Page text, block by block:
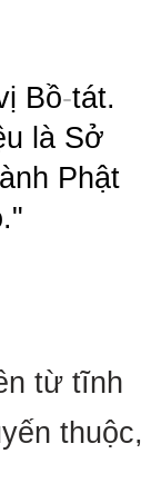
Bồ-tát.
là Sở
Phật
từ tĩnh
thuộc,